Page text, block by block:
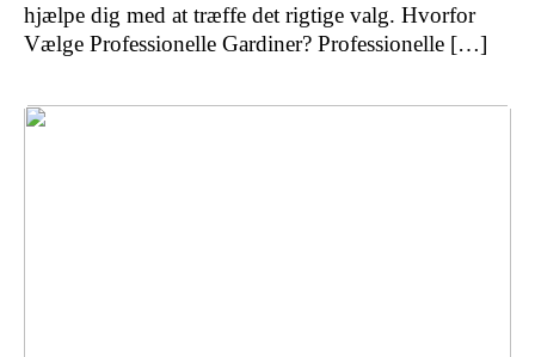
hjælpe dig med at træffe det rigtige valg. Hvorfor
Vælge Professionelle Gardiner? Professionelle […]